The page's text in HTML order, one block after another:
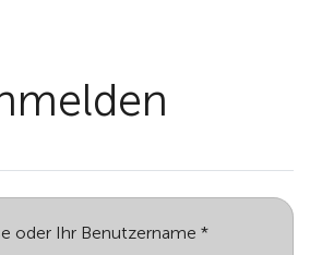
oder Ihr Benutzername